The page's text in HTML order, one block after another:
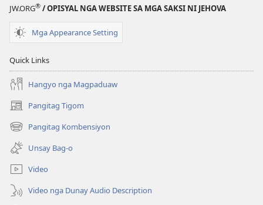
JW.ORG® / OPISYAL NGA WEBSITE SA MGA SAKSI NI JEHOVA
Mga Appearance Setting
Quick Links
Hangyo nga Magpaduaw
Pangitag Tigom
(mo-
open
ug
bag-
ong
window)
Pangitag Kombensiyon
(mo-
open
ug
bag-
ong
window)
Unsay Bag-o
Video
Video nga Dunay Audio Description